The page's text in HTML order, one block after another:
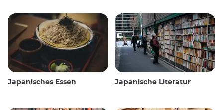
Japanisches Essen Japanische Literatur